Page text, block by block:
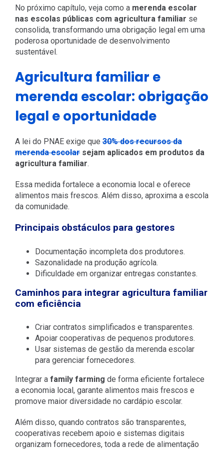
No próximo capítulo, veja como a merenda escolar
nas escolas públicas com agricultura familiar se
consolida, transformando uma obrigação legal em uma
poderosa oportunidade de desenvolvimento
sustentável.
Agricultura familiar e
merenda escolar: obrigação
legal e oportunidade
A lei do PNAE exige que 30% dos recursos da
merenda escolarsejam aplicados em produtos da
agricultura familiar.
Essa medida fortalece a economia local e oferece
alimentos mais frescos. Além disso, aproxima a escola
da comunidade.
Principais obstáculos para gestores
Documentação incompleta dos produtores.
Sazonalidade na produção agrícola.
Dificuldade em organizar entregas constantes.
Caminhos para integrar agricultura familiar
com eficiência
Criar contratos simplificados e transparentes.
Apoiar cooperativas de pequenos produtores.
Usar sistemas de gestão da merenda escolar
para gerenciar fornecedores.
Integrar a family farming de forma eficiente fortalece
a economia local, garante alimentos mais frescos e
promove maior diversidade no cardápio escolar.
Além disso, quando contratos são transparentes,
cooperativas recebem apoio e sistemas digitais
organizam fornecedores, toda a rede de alimentação